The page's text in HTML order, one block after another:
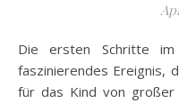
Die ersten Schritte im Leben eines Babys sind ein
faszinierendes Ereignis,
für das Kind von